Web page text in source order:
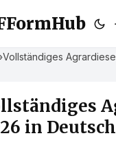
Vollständiges
in